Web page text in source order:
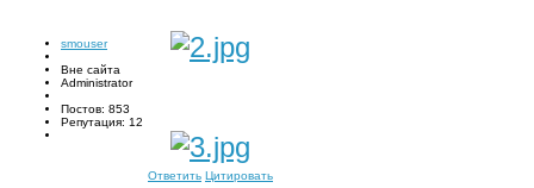
smouser
Вне сайта
Administrator
Постов: 853
Репутация: 12
Ответить Цитировать